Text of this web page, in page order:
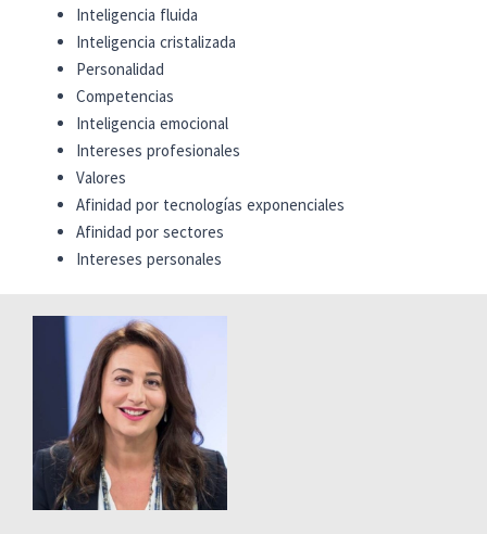
Inteligencia fluida
Inteligencia cristalizada
Personalidad
Competencias
Inteligencia emocional
Intereses profesionales
Valores
Afinidad por tecnologías exponenciales
Afinidad por sectores
Intereses personales